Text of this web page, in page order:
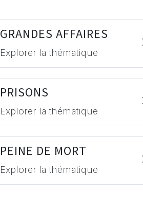
GRANDES AFFAIRES
Explorer la thématique
PRISONS
Explorer la thématique
PEINE DE MORT
Explorer la thématique